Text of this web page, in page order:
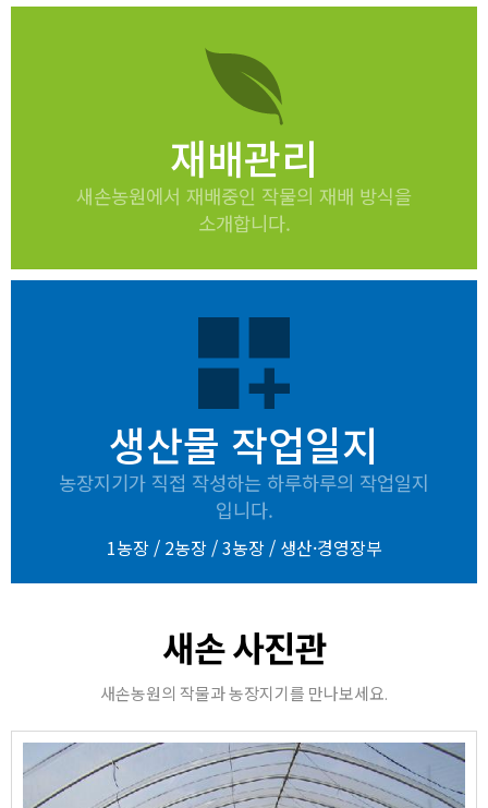
재배관리
새손농원에서 재배중인 작물의 재배 방식을
소개합니다.
dashboard_customize
생산물 작업일지
농장지기가 직접 작성하는 하루하루의 작업일지
입니다.
1농장/ 2농장/3농장/ 생산·경영장부
새손 사진관
새손농원의 작물과 농장지기를 만나보세요.